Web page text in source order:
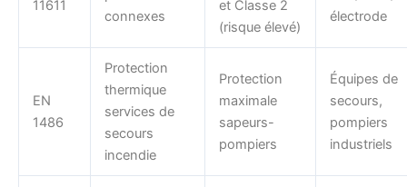
11611
connexes
et Classe 2
(risque élevé)
électrode
EN
1486
Protection
thermique
services de
secours
incendie
Protection
maximale
sapeurs-
pompiers
Équipes de
secours,
pompiers
industriels